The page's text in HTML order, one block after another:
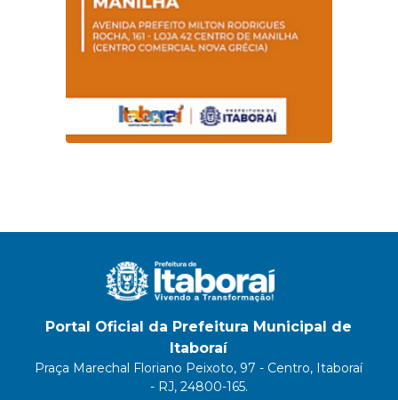
Portal Oficial da Prefeitura Municipal de
Itaboraí
Praça Marechal Floriano Peixoto, 97 - Centro, Itaboraí
- RJ, 24800-165.